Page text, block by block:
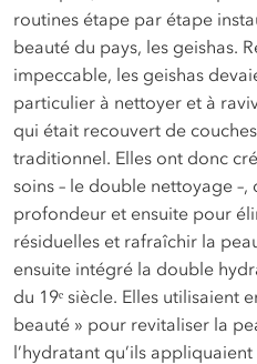
routines étape par étape
beauté du pays, les geishas.
impeccable, les geishas
particulier à nettoyer et à
qui était recouvert de
traditionnel. Elles ont donc
soins – le double nettoyage
profondeur et ensuite pour
résiduelles et rafraîchir la
ensuite intégré la double
du 19ᵉ siècle. Elles utilisaient
beauté » pour revitaliser la
l’hydratant qu’ils